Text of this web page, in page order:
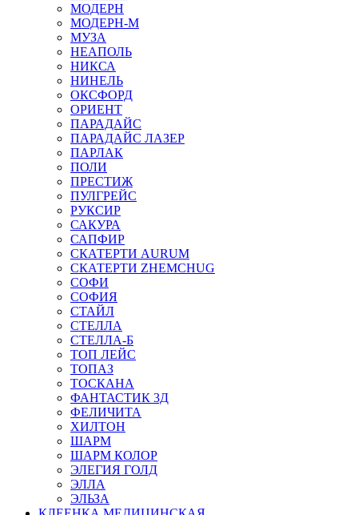
МОДЕРН
МОДЕРН-М
МУЗА
НЕАПОЛЬ
НИКСА
НИНЕЛЬ
ОКСФОРД
ОРИЕНТ
ПАРАДАЙС
ПАРАДАЙС ЛАЗЕР
ПАРЛАК
ПОЛИ
ПРЕСТИЖ
ПУЛГРЕЙС
РУКСИР
САКУРА
САПФИР
СКАТЕРТИ AURUM
СКАТЕРТИ ZHEMCHUG
СОФИ
СОФИЯ
СТАЙЛ
СТЕЛЛА
СТЕЛЛА-Б
ТОП ЛЕЙС
ТОПАЗ
ТОСКАНА
ФАНТАСТИК 3Д
ФЕЛИЧИТА
ХИЛТОН
ШАРМ
ШАРМ КОЛОР
ЭЛЕГИЯ ГОЛД
ЭЛЛА
ЭЛЬЗА